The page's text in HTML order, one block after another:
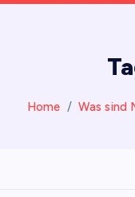
Home Was sind